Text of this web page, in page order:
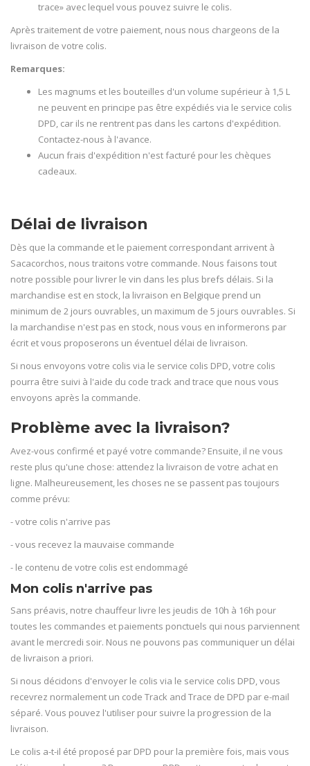
trace» avec lequel vous pouvez suivre le colis.
Après traitement de votre paiement, nous nous chargeons de la
livraison de votre colis.
Remarques:
Les magnums et les bouteilles d'un volume supérieur à 1,5 L
ne peuvent en principe pas être expédiés via le service colis
DPD, car ils ne rentrent pas dans les cartons d'expédition.
Contactez-nous à l'avance.
Aucun frais d'expédition n'est facturé pour les chèques
cadeaux.
Délai de livraison
Dès que la commande et le paiement correspondant arrivent à
Sacacorchos, nous traitons votre commande. Nous faisons tout
notre possible pour livrer le vin dans les plus brefs délais. Si la
marchandise est en stock, la livraison en Belgique prend un
minimum de 2 jours ouvrables, un maximum de 5 jours ouvrables. Si
la marchandise n'est pas en stock, nous vous en informerons par
écrit et vous proposerons un éventuel délai de livraison.
Si nous envoyons votre colis via le service colis DPD, votre colis
pourra être suivi à l'aide du code track and trace que nous vous
envoyons après la commande.
Problème avec la livraison?
Avez-vous confirmé et payé votre commande? Ensuite, il ne vous
reste plus qu'une chose: attendez la livraison de votre achat en
ligne. Malheureusement, les choses ne se passent pas toujours
comme prévu:
- votre colis n'arrive pas
- vous recevez la mauvaise commande
- le contenu de votre colis est endommagé
Mon colis n'arrive pas
Sans préavis, notre chauffeur livre les jeudis de 10h à 16h pour
toutes les commandes et paiements ponctuels qui nous parviennent
avant le mercredi soir. Nous ne pouvons pas communiquer un délai
de livraison a priori.
Si nous décidons d'envoyer le colis via le service colis DPD, vous
recevrez normalement un code Track and Trace de DPD par e-mail
séparé. Vous pouvez l'utiliser pour suivre la progression de la
livraison.
Le colis a-t-il été proposé par DPD pour la première fois, mais vous